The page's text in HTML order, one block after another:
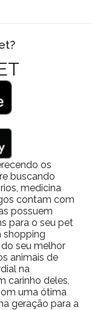
valores garantidos
para o uso
bastões por mais
os
buscando
medicina
contam com
possuem
para o seu pet
shopping
seu melhor
animais de
na
carinho deles,
uma ótima
geração para a